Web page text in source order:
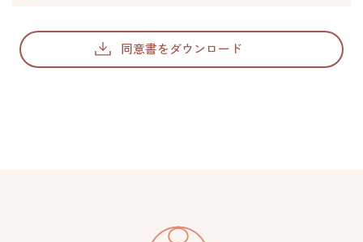
同意書をダウンロード